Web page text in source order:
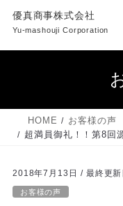
ン
キ
ー
に
優真商事株式会社
Yu-mashouji Corporation
HOME
お客様の声
超満員御礼！！第8回
2018年7月13日 / 最終更
お客様の声